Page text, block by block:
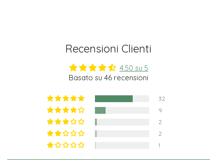
Recensioni Clienti
4.50 su 5
Basato su 46 recensioni
32
9
2
2
1